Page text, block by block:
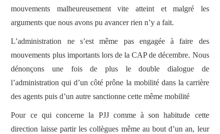
mouvements malheureusement vite atteint et malgré les
arguments que nous avons pu avancer rien n’y a fait.
L’administration ne s’est même pas engagée à faire des
mouvements plus importants lors de la CAP de décembre. Nous
dénonçons une fois de plus le double dialogue de
l’administration qui d’un côté prône la mobilité dans la carrière
des agents puis d’un autre sanctionne cette même mobilité
Pour ce qui concerne la PJJ comme à son habitude cette
direction laisse partir les collègues même au bout d’un an, leur